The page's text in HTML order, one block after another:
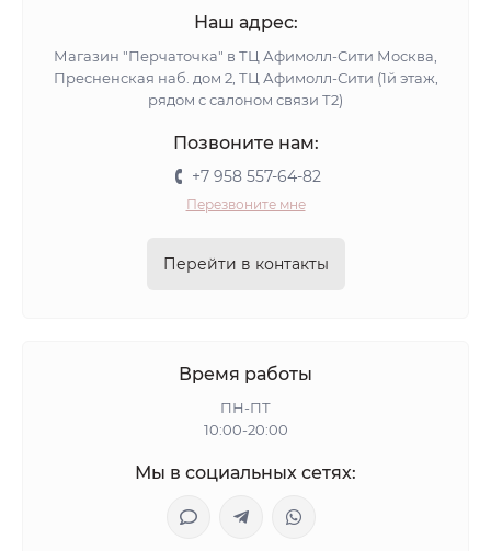
Наш адрес:
Магазин "Перчаточка" в ТЦ Афимолл-Сити Москва,
Пресненская наб. дом 2, ТЦ Афимолл-Сити (1й этаж,
рядом с салоном связи Т2)
Позвоните нам:
+7 958 557-64-82
Перезвоните мне
Перейти в контакты
Время работы
ПН-ПТ
10:00-20:00
Мы в социальных сетях: